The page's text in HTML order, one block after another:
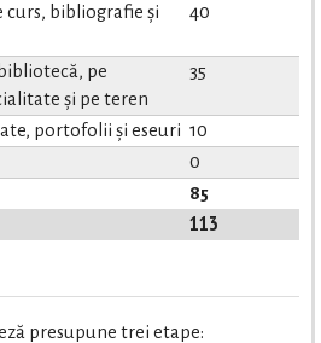
113
bibliografie și
40
pe
și pe teren
35
portofolii și eseuri 10
0
85
presupune trei etape: